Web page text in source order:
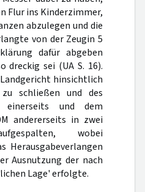
Flur ins Kinderzimmer,
abzulegen und die
von der Zeugin 5
dafür abgeben
sei (UA S. 16).
hinsichtlich
schließen und des
einerseits und dem
andererseits in zwei
wobei
Herausgabeverlangen
Ausnutzung der nach
Lage' erfolgte.